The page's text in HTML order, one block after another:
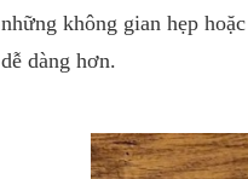
những không gian hẹp
dễ dàng hơn.